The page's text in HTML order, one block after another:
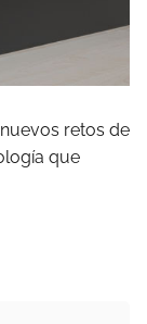
retos de
que